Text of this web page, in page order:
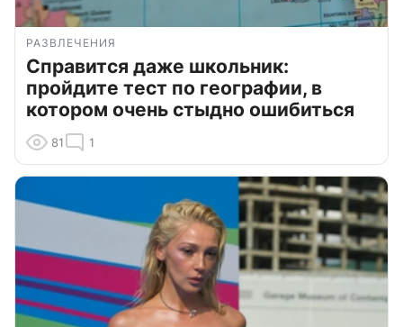
РАЗВЛЕЧЕНИЯ
Справится даже школьник:
пройдите тест по географии, в
котором очень стыдно ошибиться
81 1